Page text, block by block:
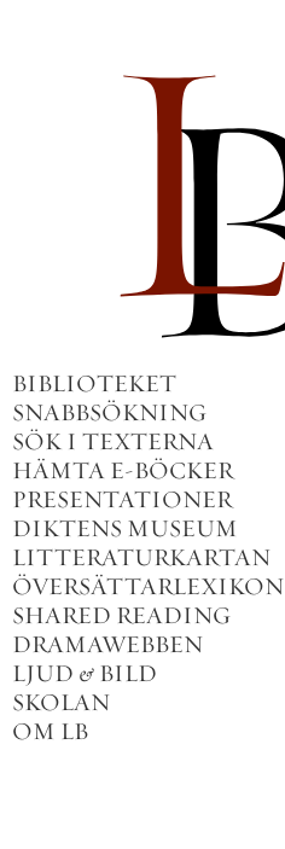
BIBLIOTEKET
SNABBSÖKNING
SÖK I TEXTERNA
HÄMTA E-BÖCKER
PRESENTATIONER
DIKTENS MUSEUM
LITTERATURKARTAN
ÖVERSÄTTARLEXIKON
SHARED READING
DRAMAWEBBEN
LJUD & BILD
SKOLAN
OM LB